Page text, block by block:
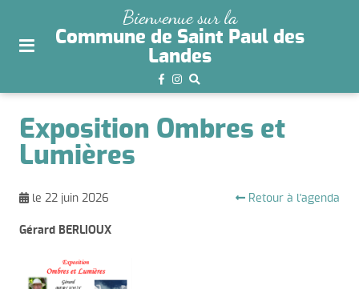
site
aller au
Bienvenue sur la
Commune de Saint Paul des
Landes
Exposition Ombres et
Lumières
le 22 juin 2026 Retour à l'agenda
Gérard BERLIOUX